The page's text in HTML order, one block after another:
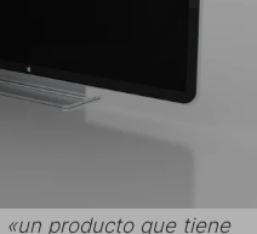
«un producto que tiene